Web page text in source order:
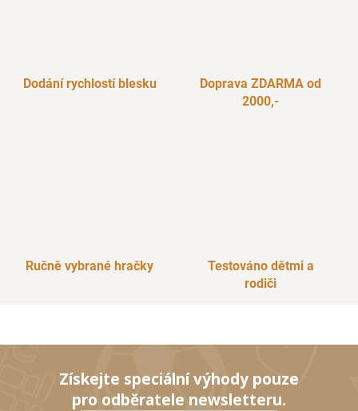
Dodání rychlostí blesku
Doprava ZDARMA od
2000,-
Ručně vybrané hračky
Testováno dětmi a
rodiči
Získejte speciální výhody pouze
pro odběratele newsletteru.